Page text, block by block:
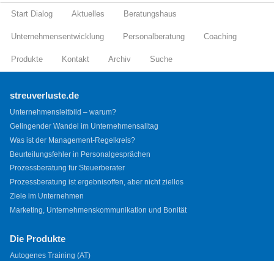
Start Dialog Aktuelles Beratungshaus
Unternehmensentwicklung Personalberatung Coaching
Produkte Kontakt Archiv Suche
streuverluste.de
Unternehmensleitbild – warum?
Gelingender Wandel im Unternehmensalltag
Was ist der Management-Regelkreis?
Beurteilungsfehler in Personalgesprächen
Prozessberatung für Steuerberater
Prozessberatung ist ergebnisoffen, aber nicht ziellos
Ziele im Unternehmen
Marketing, Unternehmenskommunikation und Bonität
Die Produkte
Autogenes Training (AT)